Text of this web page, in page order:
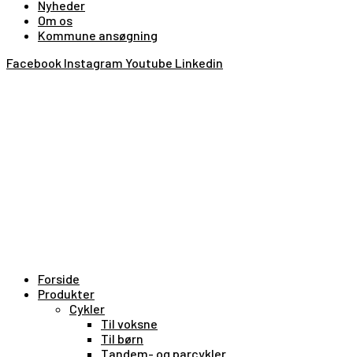
Nyheder
Om os
Kommune ansøgning
Facebook Instagram Youtube Linkedin
Forside
Produkter
Cykler
Til voksne
Til børn
Tandem- og parcykler